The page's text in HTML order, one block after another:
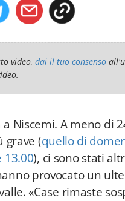
video, dai il tuo consenso
Niscemi. A meno di
grave (quello di
13.00), ci sono stati
provocato un
«Case rimaste